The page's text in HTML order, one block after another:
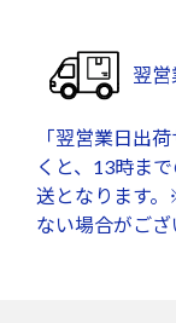
翌営
「翌営業日出
くと、13時ま
送となります
ない場合がござ